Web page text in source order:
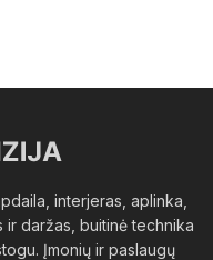
interjeras, aplinka,
daržas, buitinė technika
Įmonių ir paslaugų